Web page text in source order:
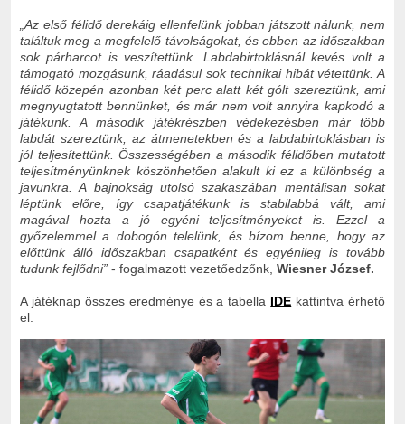
„Az első félidő derekáig ellenfelünk jobban játszott nálunk, nem
találtuk meg a megfelelő távolságokat, és ebben az időszakban
sok párharcot is veszítettünk. Labdabirtoklásnál kevés volt a
támogató mozgásunk, ráadásul sok technikai hibát vétettünk. A
félidő közepén azonban két perc alatt két gólt szereztünk, ami
megnyugtatott bennünket, és már nem volt annyira kapkodó a
játékunk. A második játékrészben védekezésben már több
labdát szereztünk, az átmenetekben és a labdabirtoklásban is
jól teljesítettünk. Összességében a második félidőben mutatott
teljesítményünknek köszönhetően alakult ki ez a különbség a
javunkra. A bajnokság utolsó szakaszában mentálisan sokat
léptünk előre, így csapatjátékunk is stabilabbá vált, ami
magával hozta a jó egyéni teljesítményeket is. Ezzel a
győzelemmel a dobogón telelünk, és bízom benne, hogy az
előttünk álló időszakban csapatként és egyénileg is tovább
tudunk fejlődni” - fogalmazott vezetőedzőnk, Wiesner József.
A játéknap összes eredménye és a tabella IDE kattintva érhető
el.